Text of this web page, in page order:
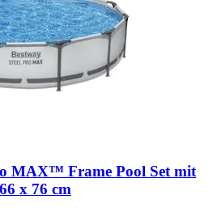
MAX™ Frame Pool Set mit
x 76 cm